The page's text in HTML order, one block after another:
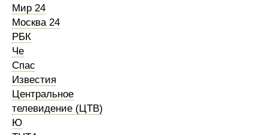
Мир 24
Москва 24
РБК
Че
Спас
Известия
Центральное
телевидение (ЦТВ)
Ю